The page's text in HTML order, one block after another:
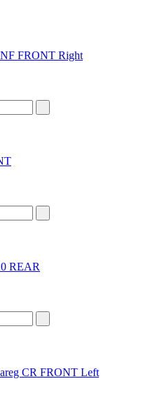
FRONT Right
REAR
CR FRONT Left